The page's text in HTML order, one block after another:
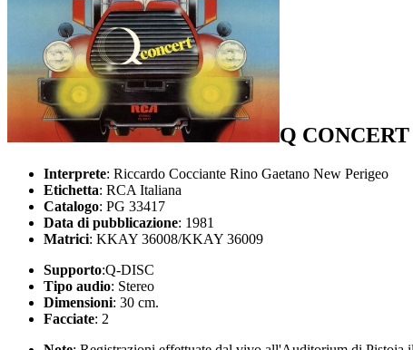
Q CONCERT
Interprete: Riccardo Cocciante Rino Gaetano New Perigeo
Etichetta: RCA Italiana
Catalogo: PG 33417
Data di pubblicazione: 1981
Matrici: KKAY 36008/KKAY 36009
Supporto:Q-DISC
Tipo audio: Stereo
Dimensioni: 30 cm.
Facciate: 2